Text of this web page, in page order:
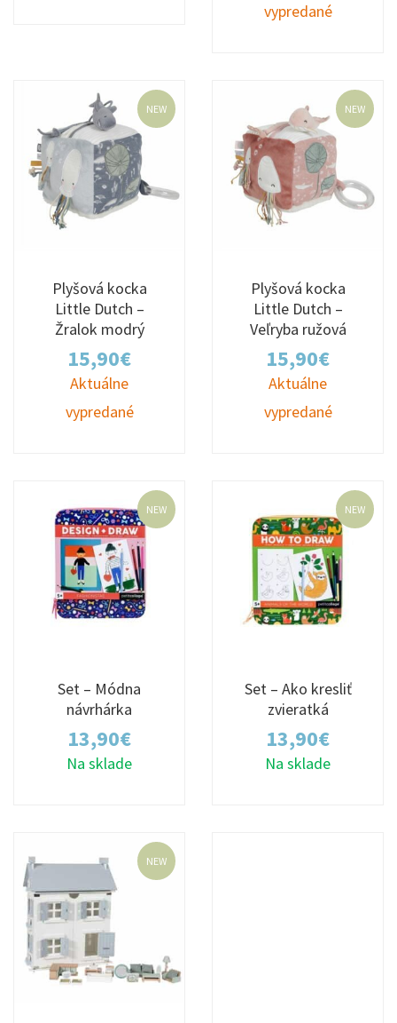
vypredané
NEW
Plyšová kocka
Little Dutch –
Žralok modrý
15,90€
Aktuálne
vypredané
NEW
Plyšová kocka
Little Dutch –
Veľryba ružová
15,90€
Aktuálne
vypredané
NEW
Set – Módna
návrhárka
13,90€
Na sklade
NEW
Set – Ako kresliť
zvieratká
13,90€
Na sklade
NEW